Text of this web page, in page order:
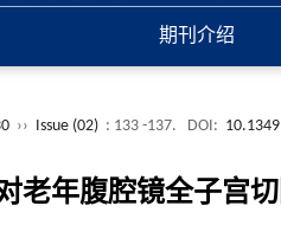
期刊介绍
›› Issue (02) : 133 -137. DOI:
老年腹腔镜全子宫